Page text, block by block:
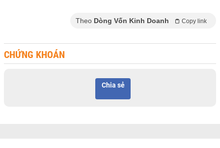
Theo Dòng Vốn Kinh Doanh Copy link
CHỨNG KHOÁN
Chia sẻ